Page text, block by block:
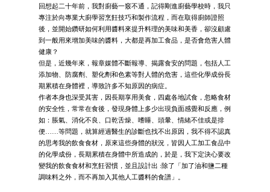
回想起二十年前，我對廚藝一竅不通，記得剛進廚藝學校時，我只
專注於向專業大廚學習烹飪技巧和製作流程，而在取得廚師證照
後，並開始鑽研如何利用醬料來提升料理的美味和美香，卻沒顧慮
到一般用來增加美味的醬料，大都是再加工食品，是否會危害人體
健康？
但是，近幾年來，報章媒體不斷報導、揭露食安的問題，包括人工
添加物、防腐劑、塑化劑和色素等對人體的危害，這些化學成份長
期累積在身體裡，導致許多不知原因的病症。
作者本身也深受其害，因長期享用美食，四處各地試食，忽略食材
的安全性，常常在食後，發現身體上多少出現負面感覺和反應，例
如：脹氣、消化不良、口乾舌燥、嗜睡、頭暈、情緒不佳或是排
便……等問題，就算經過醫生的診斷也找不出原因，我不得不認真
的思考我的飲食食材，原來這些身體的狀況，皆因人工加工食品中
的化學成份，長期累積在身體中所造成的，於是，我下定決心要改
變我的飲食食材和烹飪習慣，並且設計出 :除了「加了油和鹽二種
調味料之外，而不再加入其他人工醬料的食譜」。